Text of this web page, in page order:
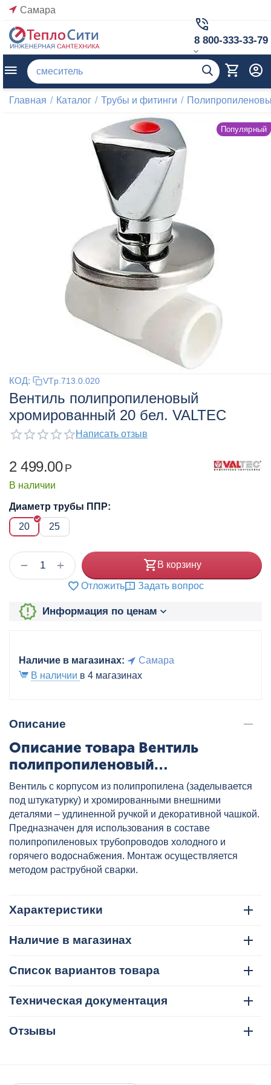
Самара
8 800-333-33-79
Главная / Каталог / Трубы и фитинги /
Популярный
КОД: VTp.713.0.020
Вентиль полипропиленовый
хромированный 20 бел. VALTEC
Написать отзыв
2 499.00 Р
В наличии
Диаметр трубы ППР:
20
25
+
− В корзину
Отложить Задать вопрос
Информация по ценам
Наличие в магазинах:
Самара
В наличии в 4 магазинах
Описание
Описание товара Вентиль
полипропиленовый
хромированный 20 бел. VALTEC,
артикул: VTp.713.0.020
Вентиль с корпусом из полипропилена (заделывается
под штукатурку) и хромированными внешними
деталями – удлиненной ручкой и декоративной чашкой.
Предназначен для использования в составе
полипропиленовых трубопроводов холодного и
горячего водоснабжения. Монтаж осуществляется
методом раструбной сварки.
Характеристики
Наличие в магазинах
Список вариантов товара
Техническая документация
Отзывы